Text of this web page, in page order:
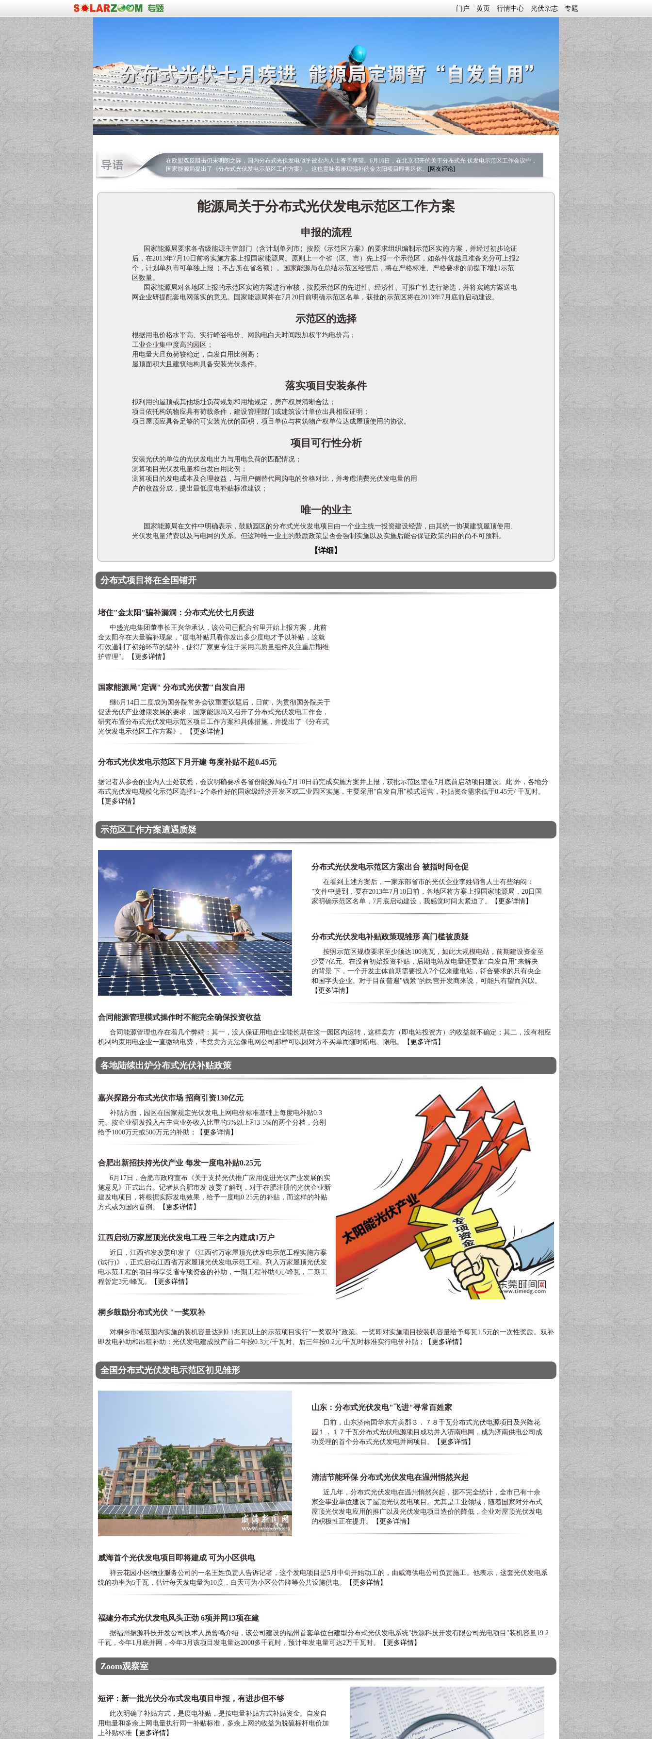
门户 黄页 行情中心 光伏杂志 专题
在欧盟双反阻击仍未明朗之际，国内分布式光伏发电似乎被业内人士寄予厚望。6月16日，在北京召开的关于分布式光 伏发电示范区工作会议中，
国家能源局提出了《分布式光伏发电示范区工作方案》。这也意味着屡现骗补的金太阳项目即将退休。 [网友评论]
能源局关于分布式光伏发电示范区工作方案
申报的流程
国家能源局要求各省级能源主管部门（含计划单列市）按照《示范区方案》的要求组织编制示范区实施方案，并经过初步论证
后，在2013年7月10日前将实施方案上报国家能源局。原则上一个省（区、市）先上报一个示范区，如条件优越且准备充分可上报2
个，计划单列市可单独上报（ 不占所在省名额）。国家能源局在总结示范区经营后，将在严格标准、严格要求的前提下增加示范
区数量。
国家能源局对各地区上报的示范区实施方案进行审核，按照示范区的先进性、经济性、可推广性进行筛选，并将实施方案送电
网企业研提配套电网落实的意见。国家能源局将在7月20日前明确示范区名单，获批的示范区将在2013年7月底前启动建设。
示范区的选择
根据用电价格水平高、实行峰谷电价、网购电白天时间段加权平均电价高；
工业企业集中度高的园区；
用电量大且负荷较稳定，自发自用比例高；
屋顶面积大且建筑结构具备安装光伏条件。
落实项目安装条件
拟利用的屋顶或其他场址负荷规划和用地规定，房产权属清晰合法；
项目依托构筑物应具有荷载条件，建设管理部门或建筑设计单位出具相应证明；
项目屋顶应具备足够的可安装光伏的面积，项目单位与构筑物产权单位达成屋顶使用的协议。
项目可行性分析
安装光伏的单位的光伏发电出力与用电负荷的匹配情况；
测算项目光伏发电量和自发自用比例；
测算项目的发电成本及合理收益，与用户侧替代网购电的价格对比，并考虑消费光伏发电量的用
户的收益分成，提出最低度电补贴标准建议；
唯一的业主
国家能源局在文件中明确表示，鼓励园区的分布式光伏发电项目由一个业主统一投资建设经营，由其统一协调建筑屋顶使用、
光伏发电量消费以及与电网的关系。但这种唯一业主的鼓励政策是否会强制实施以及实施后能否保证政策的目的尚不可预料。
【详细】
分布式项目将在全国铺开
堵住"金太阳"骗补漏洞：分布式光伏七月疾进
中盛光电集团董事长王兴华承认，该公司已配合省里开始上报方案，此前
金太阳存在大量骗补现象，"度电补贴只看你发出多少度电才予以补贴，这就
有效遏制了初始环节的骗补，使得厂家更专注于采用高质量组件及注重后期维
护管理"。
【更多详情】
国家能源局"定调" 分布式光伏暂"自发自用
继6月14日二度成为国务院常务会议重要议题后，日前，为贯彻国务院关于
促进光伏产业健康发展的要求，国家能源局又召开了分布式光伏发电工作会，
研究布置分布式光伏发电示范区项目工作方案和具体措施，并提出了《分布式
光伏发电示范区工作方案》。
【更多详情】
分布式光伏发电示范区下月开建 每度补贴不超0.45元
据记者从参会的业内人士处获悉，会议明确要求各省份能源局在7月10日前完成实施方案并上报，获批示范区需在7月底前启动项目建设。此 外，各地分
布式光伏发电规模化示范区选择1~2个条件好的国家级经济开发区或工业园区实施，主要采用"自发自用"模式运营，补贴资金需求低于0.45元/ 千瓦时。
【更多详情】
示范区工作方案遭遇质疑
分布式光伏发电示范区方案出台 被指时间仓促
在看到上述方案后，一家东部省市的光伏企业李姓销售人士有些纳闷：
"文件中提到，要在2013年7月10日前，各地区将方案上报国家能源局，20日国
家明确示范区名单，7月底启动建设，我感觉时间太紧迫了。
【更多详情】
分布式光伏发电补贴政策现雏形 高门槛被质疑
按照示范区规模要求至少须达100兆瓦，如此大规模电站，前期建设资金至
少要7亿元。在没有初始投资补贴，后期电站发电量还要靠"自发自用"来解决
的背景 下，一个开发主体前期需要投入7个亿来建电站，符合要求的只有央企
和国字头企业。对于目前普遍"钱紧"的民营开发商来说，可能只有望而兴叹。
【更多详情】
合同能源管理模式操作时不能完全确保投资收益
合同能源管理也存在着几个弊端：其一，没人保证用电企业能长期在这一园区内运转，这样卖方（即电站投资方）的收益就不确定；其二，没有相应
机制约束用电企业一直缴纳电费，毕竟卖方无法像电网公司那样可以因对方不买单而随时断电、限电。
【更多详情】
各地陆续出炉分布式光伏补贴政策
嘉兴探路分布式光伏市场 招商引资130亿元
补贴方面，园区在国家规定光伏发电上网电价标准基础上每度电补贴0.3
元。按企业研发投入占主营业务收入比重的5%以上和3-5%的两个分档，分别
给予1000万元或500万元的补助；
【更多详情】
合肥出新招扶持光伏产业 每发一度电补贴0.25元
6月17日，合肥市政府宣布《关于支持光伏推广应用促进光伏产业发展的实
施意见》正式出台。记者从合肥市发 改委了解到，对于在肥注册的光伏企业新
建发电项目，将根据实际发电效果，给予一度电0.25元的补贴，而这样的补贴
方式或为国内首例。
【更多详情】
江西启动万家屋顶光伏发电工程 三年之内建成1万户
近日，江西省发改委印发了《江西省万家屋顶光伏发电示范工程实施方案
(试行)》，正式启动江西省万家屋顶光伏发电示范工程。列入万家屋顶光伏发
电示范工程的项目将享受省专项资金的补助，一期工程补助4元/峰瓦，二期工
程暂定3元/峰瓦。
【更多详情】
桐乡鼓励分布式光伏 "一奖双补
对桐乡市域范围内实施的装机容量达到0.1兆瓦以上的示范项目实行"一奖双补"政策。一奖即对实施项目按装机容量给予每瓦1.5元的一次性奖励。双补
即发电补助和出租补助：光伏发电建成投产前二年按0.3元/千瓦时、后三年按0.2元/千瓦时标准实行电价补贴；
【更多详情】
全国分布式光伏发电示范区初见雏形
山东：分布式光伏发电"飞进"寻常百姓家
日前，山东济南国华东方美郡３．７８千瓦分布式光伏电源项目及兴隆花
园１．１７千瓦分布式光伏电源项目成功并入济南电网，成为济南供电公司成
功受理的首个分布式光伏发电并网项目。
【更多详情】
清洁节能环保 分布式光伏发电在温州悄然兴起
近几年，分布式光伏发电在温州悄然兴起，据不完全统计，全市已有十余
家企事业单位建设了屋顶光伏发电项目。尤其是工业领域，随着国家对分布式
屋顶光伏发电应用的推广以及光伏发电项目造价的降低，企业对屋顶光伏发电
的积极性正在提升。
【更多详情】
威海首个光伏发电项目即将建成 可为小区供电
祥云花园小区物业服务公司的一名王姓负责人告诉记者，这个发电项目是5月中旬开始动工的，由威海供电公司负责施工。他表示，这套光伏发电系
统的功率为5千瓦，估计每天发电量为10度，白天可为小区公告牌等公共设施供电。
【更多详情】
福建分布式光伏发电风头正劲 6项并网13项在建
据福州振源科技开发公司技术人员曾鸣介绍，该公司建设的福州首套单位自建型分布式光伏发电系统"振源科技开发有限公司光电项目"装机容量19.2
千瓦，今年1月底并网，今年3月该项目发电量达2000多千瓦时，预计年发电量可达2万千瓦时。
【更多详情】
Zoom观察室
短评：新一批光伏分布式发电项目申报，有进步但不够
此次明确了补贴方式，是度电补贴，是按电量补贴方式补贴资金。自发自
用电量和多余上网电量执行同一补贴标准，多余上网的收益为脱硫标杆电价加
上补贴标准 【更多详情】